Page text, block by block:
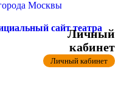
Москвы
сайт театра
Личный
кабинет
Личный кабинет